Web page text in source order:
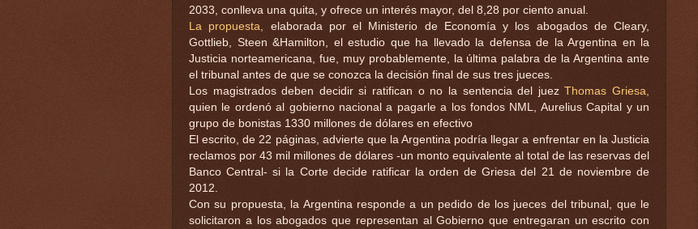
2033, conlleva una quita, y ofrece un interés mayor, del 8,28 por ciento anual.
La propuesta,
elaborada por el Ministerio de Economía y los abogados de Cleary,
Gottlieb, Steen &Hamilton, el estudio que ha llevado la defensa de la Argentina en la
Justicia norteamericana, fue, muy probablemente, la última palabra de la Argentina ante
el tribunal antes de que se conozca la decisión final de sus tres jueces.
Los magistrados deben decidir si ratifican o no la sentencia del juezThomas Griesa,
quien le ordenó al gobierno nacional a pagarle a los fondos NML, Aurelius Capital y un
grupo de bonistas 1330 millones de dólares en efectivo
El escrito, de 22 páginas, advierte que la Argentina podría llegar a enfrentar en la Justicia
reclamos por 43 mil millones de dólares -un monto equivalente al total de las reservas del
Banco Central- si la Corte decide ratificar la orden de Griesa del 21 de noviembre de
2012.
Con su propuesta, la Argentina responde a un pedido de los jueces del tribunal, que le
solicitaron a los abogados que representan al Gobierno que entregaran un escrito con